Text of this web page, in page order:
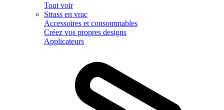
Tout voir
Strass en vrac
Accessoires et consommables
Créez vos propres designs
Applicateurs